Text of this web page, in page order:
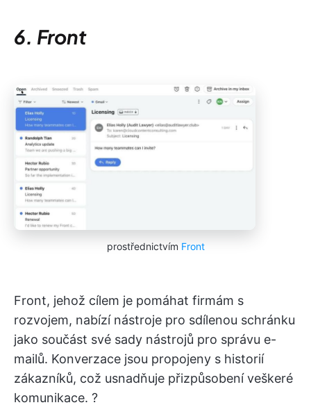
6. Front
prostřednictvím Front
Front, jehož cílem je pomáhat firmám s
rozvojem, nabízí nástroje pro sdílenou schránku
jako součást své sady nástrojů pro správu e-
mailů. Konverzace jsou propojeny s historií
zákazníků, což usnadňuje přizpůsobení veškeré
komunikace. ?